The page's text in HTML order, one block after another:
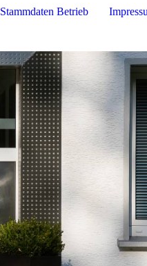
Stammdaten Betrieb